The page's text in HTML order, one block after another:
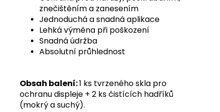
znečištěním a zanesením
Jednoduchá a snadná aplikace
Lehká výměna při poškození
Snadná údržba
Absolutní průhlednost
Obsah balení:1 ks tvrzeného skla pro
ochranu displeje + 2 ks čistících hadříků
(mokrý a suchý).